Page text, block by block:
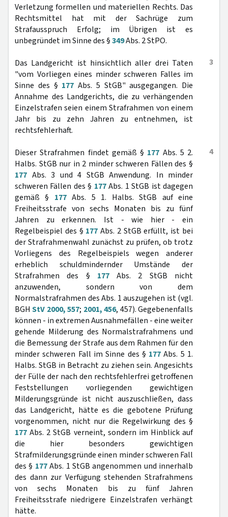
Verletzung formellen und materiellen Rechts. Das
Rechtsmittel hat mit der Sachrüge zum
Strafausspruch Erfolg; im Übrigen ist es
unbegründet im Sinne des §349Abs. 2 StPO.
3
Das Landgericht ist hinsichtlich aller drei Taten
"vom Vorliegen eines minder schweren Falles im
Sinne des § 177 Abs. 5 StGB" ausgegangen. Die
Annahme des Landgerichts, die zu verhängenden
Einzelstrafen seien einem Strafrahmen von einem
Jahr bis zu zehn Jahren zu entnehmen, ist
rechtsfehlerhaft.
4
Dieser Strafrahmen findet gemäß § 177 Abs. 5 2.
Halbs. StGB nur in 2 minder schweren Fällen des §
177 Abs. 3 und 4 StGB Anwendung. In minder
schweren Fällen des § 177Abs. 1 StGB ist dagegen
gemäß § 177Abs. 5 1. Halbs. StGB auf eine
Freiheitsstrafe von sechs Monaten bis zu fünf
Jahren zu erkennen. Ist - wie hier - ein
Regelbeispiel des § 177 Abs. 2 StGB erfüllt, ist bei
der Strafrahmenwahl zunächst zu prüfen, ob trotz
Vorliegens des Regelbeispiels wegen anderer
erheblich schuldmindernder Umstände der
Strafrahmen des § 177Abs. 2 StGB nicht
anzuwenden, sondern von dem
Normalstrafrahmen des Abs. 1 auszugehen ist (vgl.
BGHStV 2000, 557; 2001, 456, 457). Gegebenenfalls
können - in extremen Ausnahmefällen - eine weiter
gehende Milderung des Normalstrafrahmens und
die Bemessung der Strafe aus dem Rahmen für den
minder schweren Fall im Sinne des § 177 Abs. 5 1.
Halbs. StGB in Betracht zu ziehen sein. Angesichts
der Fülle der nach den rechtsfehlerfrei getroffenen
Feststellungen vorliegenden gewichtigen
Milderungsgründe ist nicht auszuschließen, dass
das Landgericht, hätte es die gebotene Prüfung
vorgenommen, nicht nur die Regelwirkung des §
177 Abs. 2 StGB verneint, sondern im Hinblick auf
die hier besonders gewichtigen
Strafmilderungsgründe einen minder schweren Fall
des § 177Abs. 1 StGB angenommen und innerhalb
des dann zur Verfügung stehenden Strafrahmens
von sechs Monaten bis zu fünf Jahren
Freiheitsstrafe niedrigere Einzelstrafen verhängt
hätte.